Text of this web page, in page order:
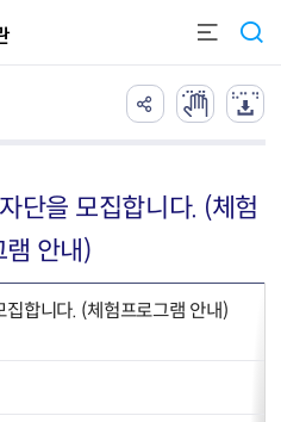
단을 모집합니다. (체험
램 안내)
합니다. (체험프로그램 안내)